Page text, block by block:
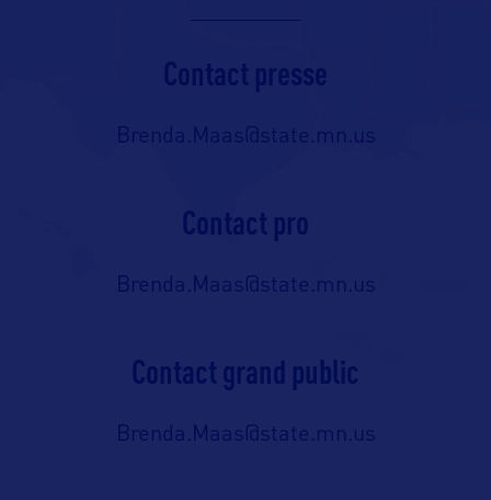
Contact presse
Brenda.Maas@state.mn.us
Contact pro
Brenda.Maas@state.mn.us
Contact grand public
Brenda.Maas@state.mn.us